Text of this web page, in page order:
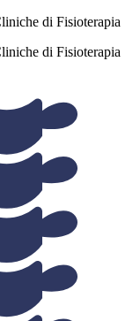
di Fisioterapia
di Fisioterapia